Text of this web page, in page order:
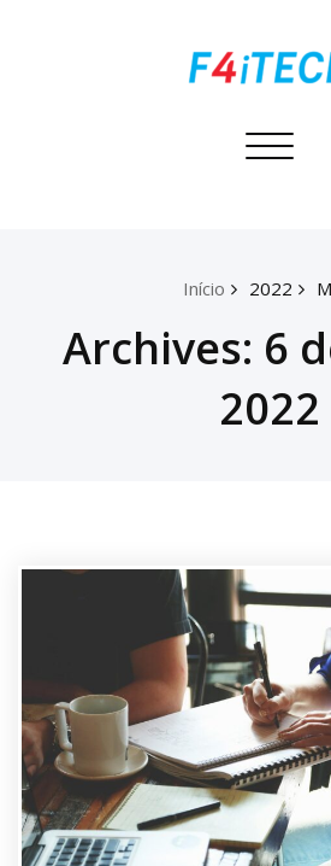
Toggle
Início 2022
Archives: 6
2022